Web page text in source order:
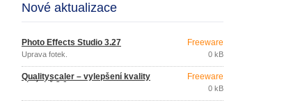
Nové aktualizace
Photo Effects Studio 3.27
Úprava fotek.
Freeware
0 kB
Qualityscaler – vylepšení kvality
obrázků 3.0
Freeware
0 kB